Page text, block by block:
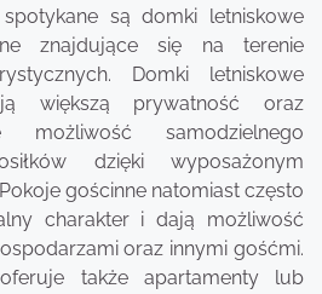
są domki letniskowe
znajdujące się na terenie
Domki letniskowe
większą prywatność oraz
samodzielnego
dzięki wyposażonym
gościnne natomiast często
charakter i dają możliwość
oraz innymi gośćmi.
także apartamenty lub